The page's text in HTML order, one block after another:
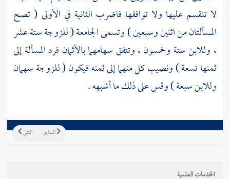
لا تنقسم عليها ولا توافقها فاضرب الثانية في الأولى ( تصح
المسألتان من اثنين وسبعين ) وتسمى الجامعة ( للزوجة ستة عشر
، وللابن ستة وخمسون ، وتتفق سهامهما بالأثمان فرد المسألة إلى
ثمنها تسعة ) ونصيب كل منهما إلى ثمنه فيكون ( للزوجة سهمان
وللابن سبعة ) وقس على ذلك ما أشبهه .
التالي السابق
الخدمات العلمية